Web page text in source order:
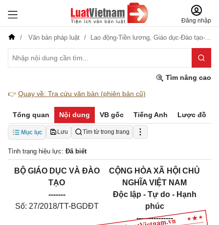
Đăng nhập
Văn bản pháp luật Lao động-Tiền lương, Giáo dục-Đào tạo-Dạy nghề
Tìm nâng cao
👉 Quay về: Tra cứu văn bản (phiên bản cũ)
Tổng quan Nội dung VB gốc Tiếng Anh Lược đồ
Mục lục Lưu Tìm từ trong trang
Tình trạng hiệu lực: Đã biết
BỘ GIÁO DỤC VÀ ĐÀO
TẠO
-------
Số: 27/2018/TT-BGDĐT
CỘNG HÒA XÃ HỘI CHỦ
NGHĨA VIỆT NAM
Độc lập - Tự do - Hạnh
phúc
---------------